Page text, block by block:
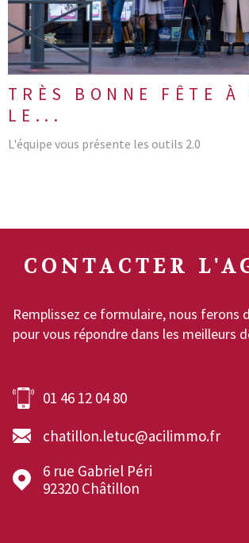
TRÈS BONNE FÊTE À
LE...
L'équipe vous présente les outils 2.0
CONTACTER
Remplissez ce formulaire, nous ferons
pour vous répondre dans les meilleurs
01 46 12 04 80
chatillon.letuc@acilimmo.fr
6 rue Gabriel Péri
92320
Châtillon